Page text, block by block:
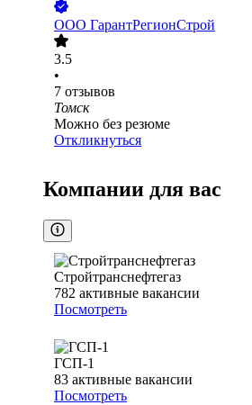
ООО ГарантРегионСтрой
3.5
•
7 отзывов
Томск
Можно без резюме
Откликнуться
Компании для вас
Стройтранснефтегаз
782 активные вакансии
Посмотреть
ГСП-1
83 активные вакансии
Посмотреть